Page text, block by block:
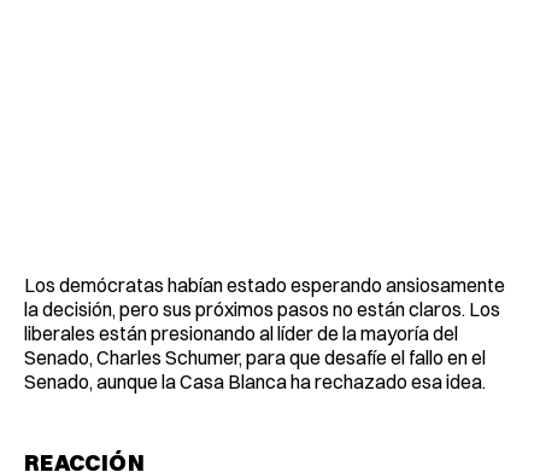
Los demócratas habían estado esperando ansiosamente
la decisión, pero sus próximos pasos no están claros. Los
liberales están presionando al líder de la mayoría del
Senado, Charles Schumer, para que desafíe el fallo en el
Senado, aunque la Casa Blanca ha rechazado esa idea.
REACCIÓN